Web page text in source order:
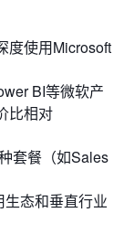
度使用Microsoft
BI等微软产
比相对
套餐（如Sales
态和垂直行业